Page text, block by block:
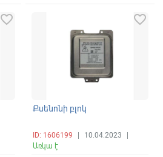
favorite_border
Քսենոնի բլոկ
ID: 1606199 10.04.2023
Առկա է
favorite_border